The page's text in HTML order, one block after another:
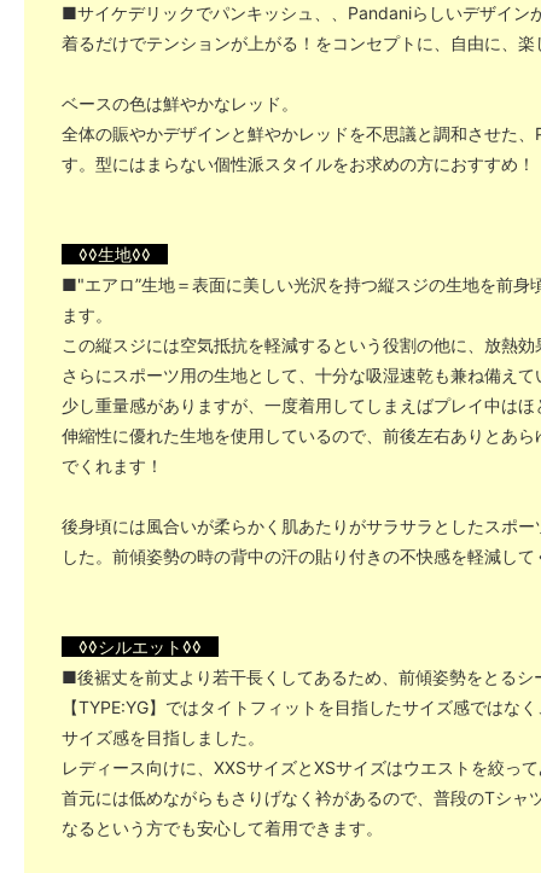
■サイケデリックでパンキッシュ、、Pandaniらしいデザイン
着るだけでテンションが上がる！をコンセプトに、自由に、
ベースの色は鮮やかなレッド。
全体の賑やかデザインと鮮やかレッドを不思議と調和させた
す。型にはまらない個性派スタイルをお求めの方におすすめ！
◊◊生地◊◊
■"エアロ”生地＝表面に美しい光沢を持つ縦スジの生地を前身
ます。
この縦スジには空気抵抗を軽減するという役割の他に、放熱
さらにスポーツ用の生地として、十分な吸湿速乾も兼ね備えて
少し重量感がありますが、一度着用してしまえばプレイ中は
伸縮性に優れた生地を使用しているので、前後左右ありとあ
でくれます！
後身頃には風合いが柔らかく肌あたりがサラサラとしたスポ
した。前傾姿勢の時の背中の汗の貼り付きの不快感を軽減して
◊◊シルエット◊◊
■後裾丈を前丈より若干長くしてあるため、前傾姿勢をとるシ
【TYPE:YG】ではタイトフィットを目指したサイズ感ではな
サイズ感を目指しました。
レディース向けに、XXSサイズとXSサイズはウエストを絞っ
首元には低めながらもさりげなく衿があるので、普段のTシャ
なるという方でも安心して着用できます。